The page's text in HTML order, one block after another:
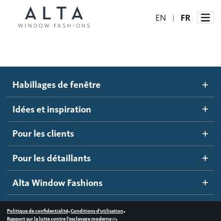
EN | FR
Stores automatisés
Stores alvéolés
Stores à enrouleur
Stores à bandes
Stores translucides
Stores en bois
Idées et inspiration
Blogue
Galerie d'inspiration
Comment ça marche
Devenir un détaillant
Accès détaillant
Contactez-nous
Habillages de fenêtre
Idées et inspiration
Pour les clients
Pour les détaillants
Alta Window Fashions
Politique de confidentialité•Conditions d'utilisation•
Rapport sur la lutte contre l'esclavage moderne •